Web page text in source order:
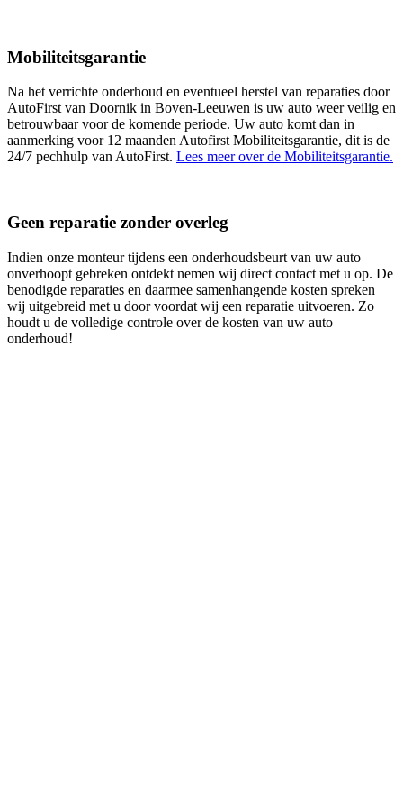
Mobiliteitsgarantie
Na het verrichte onderhoud en eventueel herstel van reparaties door
AutoFirst van Doornik in Boven-Leeuwen is uw auto weer veilig en
betrouwbaar voor de komende periode. Uw auto komt dan in
aanmerking voor 12 maanden Autofirst Mobiliteitsgarantie, dit is de
24/7 pechhulp van AutoFirst. Lees meer over de Mobiliteitsgarantie.
Geen reparatie zonder overleg
Indien onze monteur tijdens een onderhoudsbeurt van uw auto
onverhoopt gebreken ontdekt nemen wij direct contact met u op. De
benodigde reparaties en daarmee samenhangende kosten spreken
wij uitgebreid met u door voordat wij een reparatie uitvoeren. Zo
houdt u de volledige controle over de kosten van uw auto
onderhoud!